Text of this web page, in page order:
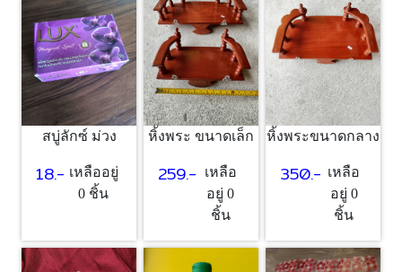
สบู่ลักซ์ ม่วง
18.- เหลืออยู่
0 ชิ้น
หิ้งพระ ขนาดเล็ก
259.-
เหลือ
อยู่ 0
ชิ้น
หิ้งพระขนาดกลาง
350.- เหลือ
อยู่ 0
ชิ้น